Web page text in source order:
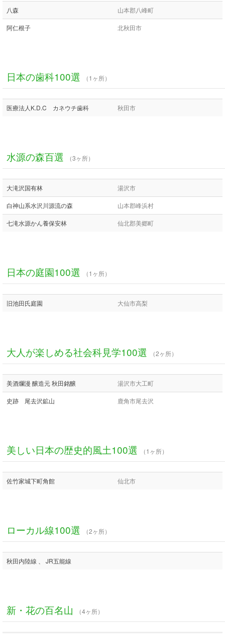
八森 山本郡八峰町
阿仁根子 北秋田市
日本の歯科100選 （1ヶ所）
医療法人K.D.C カネウチ歯科 秋田市
水源の森百選 （3ヶ所）
大滝沢国有林 湯沢市
白神山系水沢川源流の森 山本郡峰浜村
七滝水源かん養保安林 仙北郡美郷町
日本の庭園100選 （1ヶ所）
旧池田氏庭園 大仙市高梨
大人が楽しめる社会科見学100選 （2ヶ所）
美酒爛漫 醸造元 秋田銘醸 湯沢市大工町
史跡 尾去沢鉱山 鹿角市尾去沢
美しい日本の歴史的風土100選 （1ヶ所）
佐竹家城下町角館 仙北市
ローカル線100選 （2ヶ所）
秋田内陸線 、 JR五能線
新・花の百名山 （4ヶ所）